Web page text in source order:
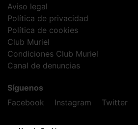
Aviso legal
Política de privacidad
Política de cookies
Club Muriel
Condiciones Club Muriel
Canal de denuncias
Síguenos
Facebook
Instagram Twitter